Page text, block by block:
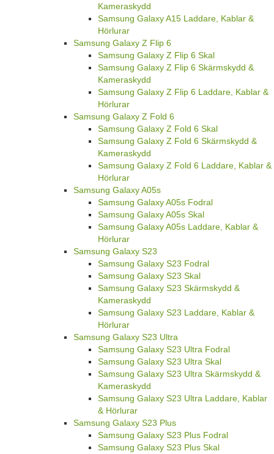
Kameraskydd
Samsung Galaxy A15 Laddare, Kablar &
Hörlurar
Samsung Galaxy Z Flip 6
Samsung Galaxy Z Flip 6 Skal
Samsung Galaxy Z Flip 6 Skärmskydd &
Kameraskydd
Samsung Galaxy Z Flip 6 Laddare, Kablar &
Hörlurar
Samsung Galaxy Z Fold 6
Samsung Galaxy Z Fold 6 Skal
Samsung Galaxy Z Fold 6 Skärmskydd &
Kameraskydd
Samsung Galaxy Z Fold 6 Laddare, Kablar &
Hörlurar
Samsung Galaxy A05s
Samsung Galaxy A05s Fodral
Samsung Galaxy A05s Skal
Samsung Galaxy A05s Laddare, Kablar &
Hörlurar
Samsung Galaxy S23
Samsung Galaxy S23 Fodral
Samsung Galaxy S23 Skal
Samsung Galaxy S23 Skärmskydd &
Kameraskydd
Samsung Galaxy S23 Laddare, Kablar &
Hörlurar
Samsung Galaxy S23 Ultra
Samsung Galaxy S23 Ultra Fodral
Samsung Galaxy S23 Ultra Skal
Samsung Galaxy S23 Ultra Skärmskydd &
Kameraskydd
Samsung Galaxy S23 Ultra Laddare, Kablar
& Hörlurar
Samsung Galaxy S23 Plus
Samsung Galaxy S23 Plus Fodral
Samsung Galaxy S23 Plus Skal